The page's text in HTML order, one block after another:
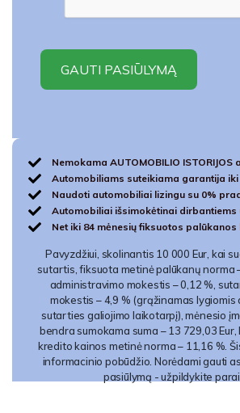
Nemokama AUTOMOBILIO ISTORIJOS
Automobiliams suteikiama garantija iki
Naudoti automobiliai lizingu su 0%
Automobiliai išsimokėtinai dirbantiems
Net iki 84 mėnesių fiksuotos palūkanos
Pavyzdžiui, skolinantis 10 000 Eur, kai
sutartis, fiksuota metinė palūkanų norma
administravimo mokestis – 0,12 %,
mokestis – 4,9 % (grąžinamas lygiomis
sutarties galiojimo laikotarpį), mėnesio
bendra sumokama suma – 13 729,03
kredito kainos metinė norma – 11,16 %.
informacinio pobūdžio. Norėdami gauti
pasiūlymą - užpildykite